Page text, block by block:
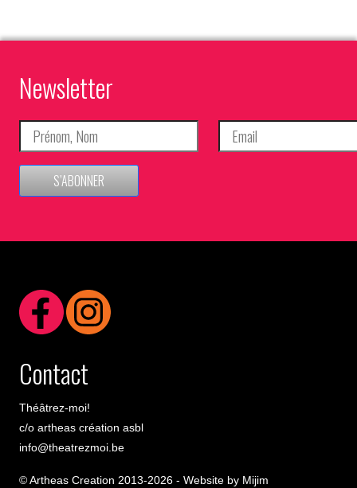
Newsletter
S’ABONNER
Contact
Théâtrez-moi!
c/o artheas création asbl
info@theatrezmoi.be
© Artheas Creation 2013-2026 - Website by Mijim